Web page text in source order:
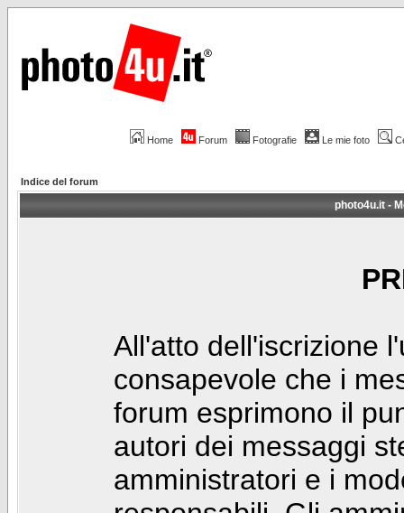
Home Forum Fotografie Le mie foto
Indice del forum
photo4u.it -
All'atto dell'iscrizione
consapevole che i
forum esprimono il
autori dei messaggi
amministratori e i